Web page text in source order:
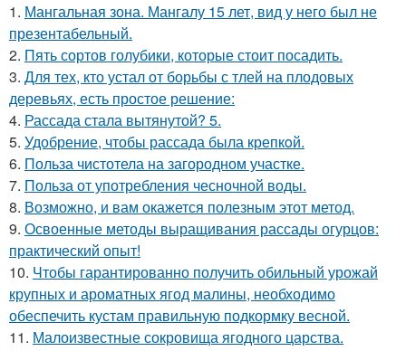
1. Мангальная зона. Мангалу 15 лет, вид у него был не
презентабельный.
2. Пять сортов голубики, которые стоит посадить.
3. Для тех, кто устал от борьбы с тлей на плодовых
деревьях, есть простое решение:
4. Рассада стала вытянутой? 5.
5. Удобрение, чтобы рассада была крепкoй.
6. Польза чистотела на загородном участке.
7. Польза от употребления чесночной воды.
8. Возможно, и вам окажется полезным этот метод.
9. Освоенные методы выращивания рассады огурцов:
практический опыт!
10. Чтобы гарантированно получить обильный урожай
крупных и ароматных ягод малины, необходимо
обеспечить кустам правильную подкормку весной.
11. Малоизвестные сокровища ягодного царства.